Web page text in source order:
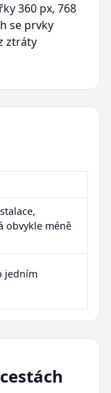
360 px, 768
se prvky
ztráty
obvykle méně
jedním